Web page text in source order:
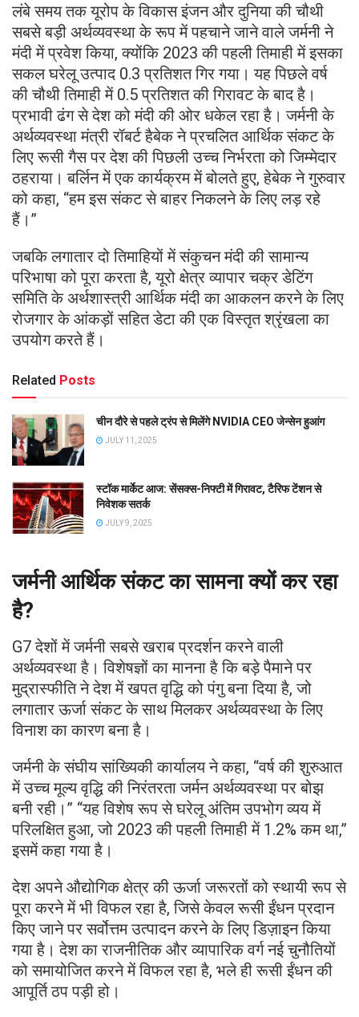
लंबे समय तक यूरोप के विकास इंजन और दुनिया की चौथी
सबसे बड़ी अर्थव्यवस्था के रूप में पहचाने जाने वाले जर्मनी ने
मंदी में प्रवेश किया, क्योंकि 2023 की पहली तिमाही में इसका
सकल घरेलू उत्पाद 0.3 प्रतिशत गिर गया। यह पिछले वर्ष
की चौथी तिमाही में 0.5 प्रतिशत की गिरावट के बाद है।
प्रभावी ढंग से देश को मंदी की ओर धकेल रहा है। जर्मनी के
अर्थव्यवस्था मंत्री रॉबर्ट हैबेक ने प्रचलित आर्थिक संकट के
लिए रूसी गैस पर देश की पिछली उच्च निर्भरता को जिम्मेदार
ठहराया। बर्लिन में एक कार्यक्रम में बोलते हुए, हेबेक ने गुरुवार
को कहा, “हम इस संकट से बाहर निकलने के लिए लड़ रहे
हैं।”
जबकि लगातार दो तिमाहियों में संकुचन मंदी की सामान्य
परिभाषा को पूरा करता है, यूरो क्षेत्र व्यापार चक्र डेटिंग
समिति के अर्थशास्त्री आर्थिक मंदी का आकलन करने के लिए
रोजगार के आंकड़ों सहित डेटा की एक विस्तृत श्रृंखला का
उपयोग करते हैं।
Related Posts
चीन दौरे से पहले ट्रंप से मिलेंगे NVIDIA CEO जेन्सेन हुआंग
JULY 11, 2025
स्टॉक मार्केट आज: सेंसक्स-निफ्टी में गिरावट, टैरिफ टेंशन से
निवेशक सतर्क
JULY 9, 2025
जर्मनी आर्थिक संकट का सामना क्यों कर रहा
है?
G7 देशों में जर्मनी सबसे खराब प्रदर्शन करने वाली
अर्थव्यवस्था है। विशेषज्ञों का मानना ​​है कि बड़े पैमाने पर
मुद्रास्फीति ने देश में खपत वृद्धि को पंगु बना दिया है, जो
लगातार ऊर्जा संकट के साथ मिलकर अर्थव्यवस्था के लिए
विनाश का कारण बना है।
जर्मनी के संघीय सांख्यिकी कार्यालय ने कहा, “वर्ष की शुरुआत
में उच्च मूल्य वृद्धि की निरंतरता जर्मन अर्थव्यवस्था पर बोझ
बनी रही।” “यह विशेष रूप से घरेलू अंतिम उपभोग व्यय में
परिलक्षित हुआ, जो 2023 की पहली तिमाही में 1.2% कम था,”
इसमें कहा गया है।
देश अपने औद्योगिक क्षेत्र की ऊर्जा जरूरतों को स्थायी रूप से
पूरा करने में भी विफल रहा है, जिसे केवल रूसी ईंधन प्रदान
किए जाने पर सर्वोत्तम उत्पादन करने के लिए डिज़ाइन किया
गया है। देश का राजनीतिक और व्यापारिक वर्ग नई चुनौतियों
को समायोजित करने में विफल रहा है, भले ही रूसी ईंधन की
आपूर्ति ठप पड़ी हो।